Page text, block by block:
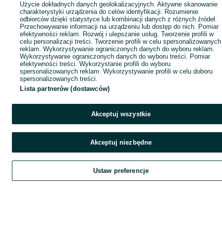
Szukaj Obserwujesz Dodaj Czat
Użycie dokładnych danych geolokalizacyjnych. Aktywne skanowanie
charakterystyki urządzenia do celów identyfikacji. Rozumienie
odbiorców dzięki statystyce lub kombinacji danych z różnych źródeł.
Przechowywanie informacji na urządzeniu lub dostęp do nich. Pomiar
efektywności reklam. Rozwój i ulepszanie usług. Tworzenie profili w
celu personalizacji treści. Tworzenie profili w celu spersonalizowanych
reklam. Wykorzystywanie ograniczonych danych do wyboru reklam.
Wykorzystywanie ograniczonych danych do wyboru treści. Pomiar
efektywności treści. Wykorzystanie profili do wyboru
spersonalizowanych reklam. Wykorzystywanie profili w celu doboru
spersonalizowanych treści.
Lista partnerów (dostawców)
Akceptuj wszystkie
Akceptuj niezbędne
Ustaw preferencje